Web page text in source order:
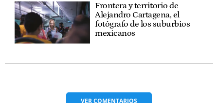
Frontera y territorio de
Alejandro Cartagena, el
fotógrafo de los suburbios
mexicanos
VERCOMENTARIOS